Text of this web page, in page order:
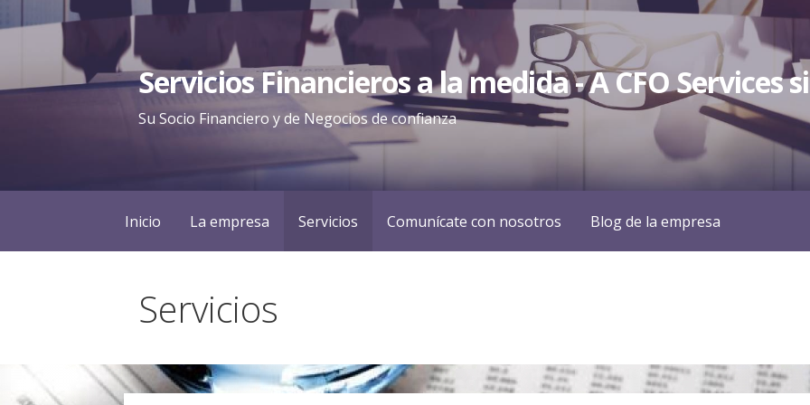
contenido
Servicios Financieros a la medida - A CFO Services
Su Socio Financiero y de Negocios de confianza
Inicio La empresa Servicios Comunícate con nosotros Blog de la empresa
Servicios